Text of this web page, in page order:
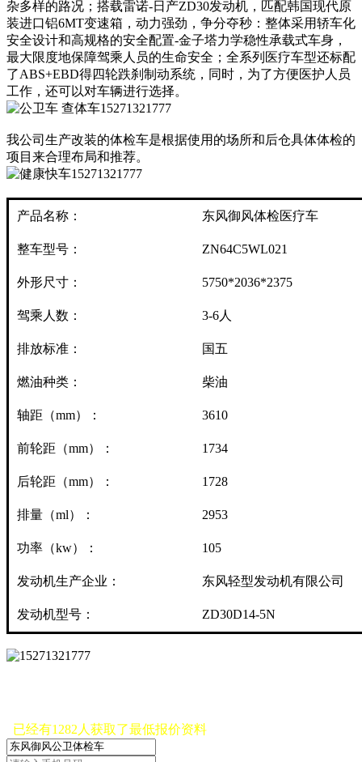
杂多样的路况；搭载雷诺-日产ZD30发动机，匹配韩国现代原
装进口铝6MT变速箱，动力强劲，争分夺秒：整体采用轿车化
安全设计和高规格的安全配置-金子塔力学稳性承载式车身，
最大限度地保障驾乘人员的生命安全；全系列医疗车型还标配
了ABS+EBD得四轮跌刹制动系统，同时，为了方便医护人员
工作，还可以对车辆进行选择。
我公司生产改装的体检车是根据使用的场所和后仓具体体检的
项目来合理布局和推荐。
产品名称： 东风御风体检医疗车
整车型号： ZN64C5WL021
外形尺寸： 5750*2036*2375
驾乘人数： 3-6人
排放标准： 国五
燃油种类： 柴油
轴距（mm）： 3610
前轮距（mm）： 1734
后轮距（mm）： 1728
排量（ml）： 2953
功率（kw）： 105
发动机生产企业： 东风轻型发动机有限公司
发动机型号： ZD30D14-5N
已经有1282人获取了最低报价资料